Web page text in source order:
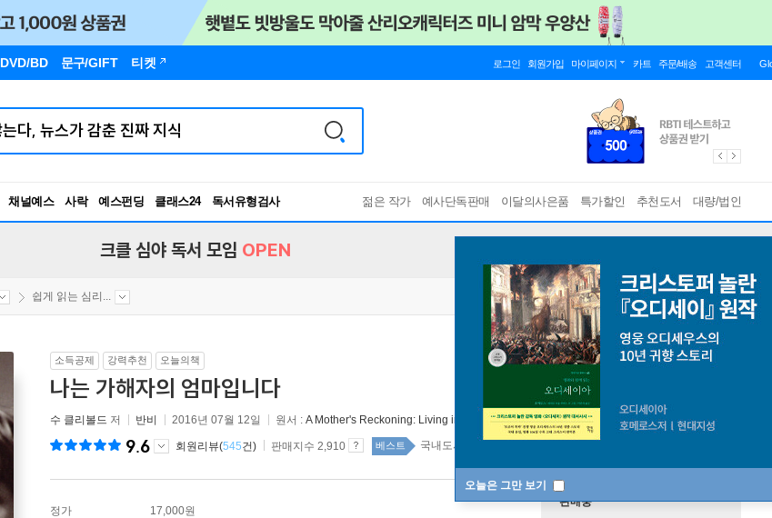
DVD/BD 문구/GIFT 티켓 로그인 회원가입 마이페이지 카트 주문/배송 고객센터
채널예스 사락 예스펀딩 클래스24
독서유형검사
RBTI Lab
젊은 작가 예사단독판매 이달의사은품 특가할인 추천도서 대량/법인
오늘은 그만 보기
크클 심야 독서 모임 OPEN
쉽게 읽는 심리...
소득공제 강력추천 오늘의책
나는 가해자의 엄마입니다
수 클리볼드 저 반비 2016년 07월 12일 원서 : A Mother's Reckoning: Living in the Aftermath of Tragedy
9.6 회원리뷰(545건) 판매지수 2,910 베스트 국내도서 top100 3주
정가 17,000원
판매중